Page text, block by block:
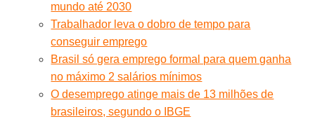
mundo até 2030
Trabalhador leva o dobro de tempo para
conseguir emprego
Brasil só gera emprego formal para quem ganha
no máximo 2 salários mínimos
O desemprego atinge mais de 13 milhões de
brasileiros, segundo o IBGE